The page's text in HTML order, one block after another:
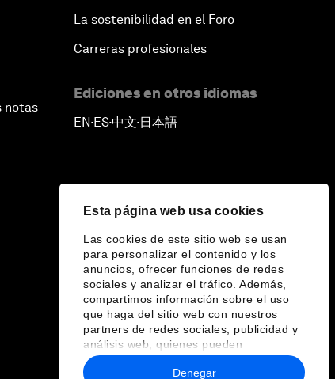
Esta página web usa cookies
Las cookies de este sitio web se usan
para personalizar el contenido y los
anuncios, ofrecer funciones de redes
sociales y analizar el tráfico. Además,
compartimos información sobre el uso
que haga del sitio web con nuestros
partners de redes sociales, publicidad y
análisis web, quienes pueden
combinarla con otra información que les
haya proporcionado o que hayan
Denegar
notas
La sostenibilidad en el Foro
Carreras profesionales
Ediciones en otros idiomas
EN▪ES▪中文▪ 日本語